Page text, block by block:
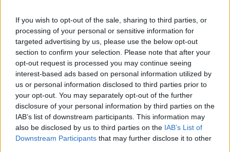
If you wish to opt-out of the sale, sharing to third parties, or
processing of your personal or sensitive information for
targeted advertising by us, please use the below opt-out
section to confirm your selection. Please note that after your
opt-out request is processed you may continue seeing
interest-based ads based on personal information utilized by
us or personal information disclosed to third parties prior to
your opt-out. You may separately opt-out of the further
disclosure of your personal information by third parties on the
IAB’s list of downstream participants. This information may
also be disclosed by us to third parties on the IAB’s List of
Downstream Participants that may further disclose it to other
Scarpia keresztneve
stolzingimalter 2022. július 14.
Nem tudom, mennyire közismert dolog, de állítólag
Puccini levelek sorával zaklatta Molnár Ferencet,
hogy adja el neki a Liliom jogait, olyan operát
rittyent belőle, hogy hét nyelven beszél. De
legalábbis olaszul. Persze, ma egy kicsit nehéz
elképzelni a csíkos trikós hintáslegényt, amint azt
énekli,…